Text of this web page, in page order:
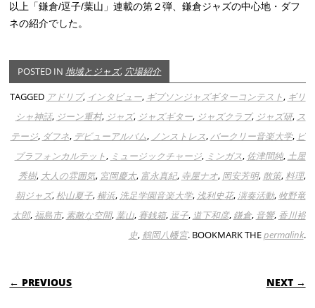
以上「鎌倉/逗子/葉山」連載の第２弾、鎌倉ジャズの中心地・ダフ
ネの紹介でした。
POSTED IN地域とジャズ, 穴場紹介
TAGGED アドリブ, インタビュー, ギブソンジャズギターコンテスト, ギリ
シャ神話, ジーン重村, ジャズ, ジャズギター, ジャズクラブ, ジャズ研, ス
テージ, ダフネ, デビューアルバム, ノンストレス,バークリー音楽大学, ビ
ブラフォンカルテット, ミュージックチャージ, ミンガス, 佐津間純, 土屋
秀樹, 大人の雰囲気, 宮岡慶太, 富永真紀, 寺屋ナオ, 岡安芳明, 散策,料理,
朝ジャズ, 松山夏子, 横浜, 洗足学園音楽大学, 浅利史花, 演奏活動, 牧野竜
太郎, 福島市, 素敵な空間, 葉山, 賽銭箱, 逗子, 道下和彦, 鎌倉, 音響, 香川裕
史, 鶴岡八幡宮. BOOKMARK THEpermalink.
POST NAVIGATION
← PREVIOUS NEXT →